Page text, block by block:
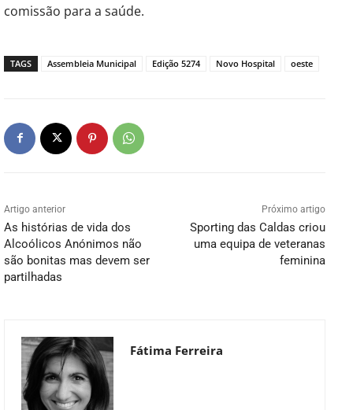
comissão para a saúde.
TAGS Assembleia Municipal Edição 5274 Novo Hospital oeste
Artigo anterior
As histórias de vida dos
Alcoólicos Anónimos não
são bonitas mas devem ser
partilhadas
Próximo artigo
Sporting das Caldas criou
uma equipa de veteranas
feminina
Fátima Ferreira